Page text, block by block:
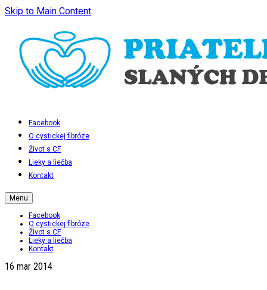
Skip to Main Content
Facebook
O cystickej fibróze
Život s CF
Lieky a liečba
Kontakt
Menu
Facebook
O cystickej fibróze
Život s CF
Lieky a liečba
Kontakt
16 mar 2014